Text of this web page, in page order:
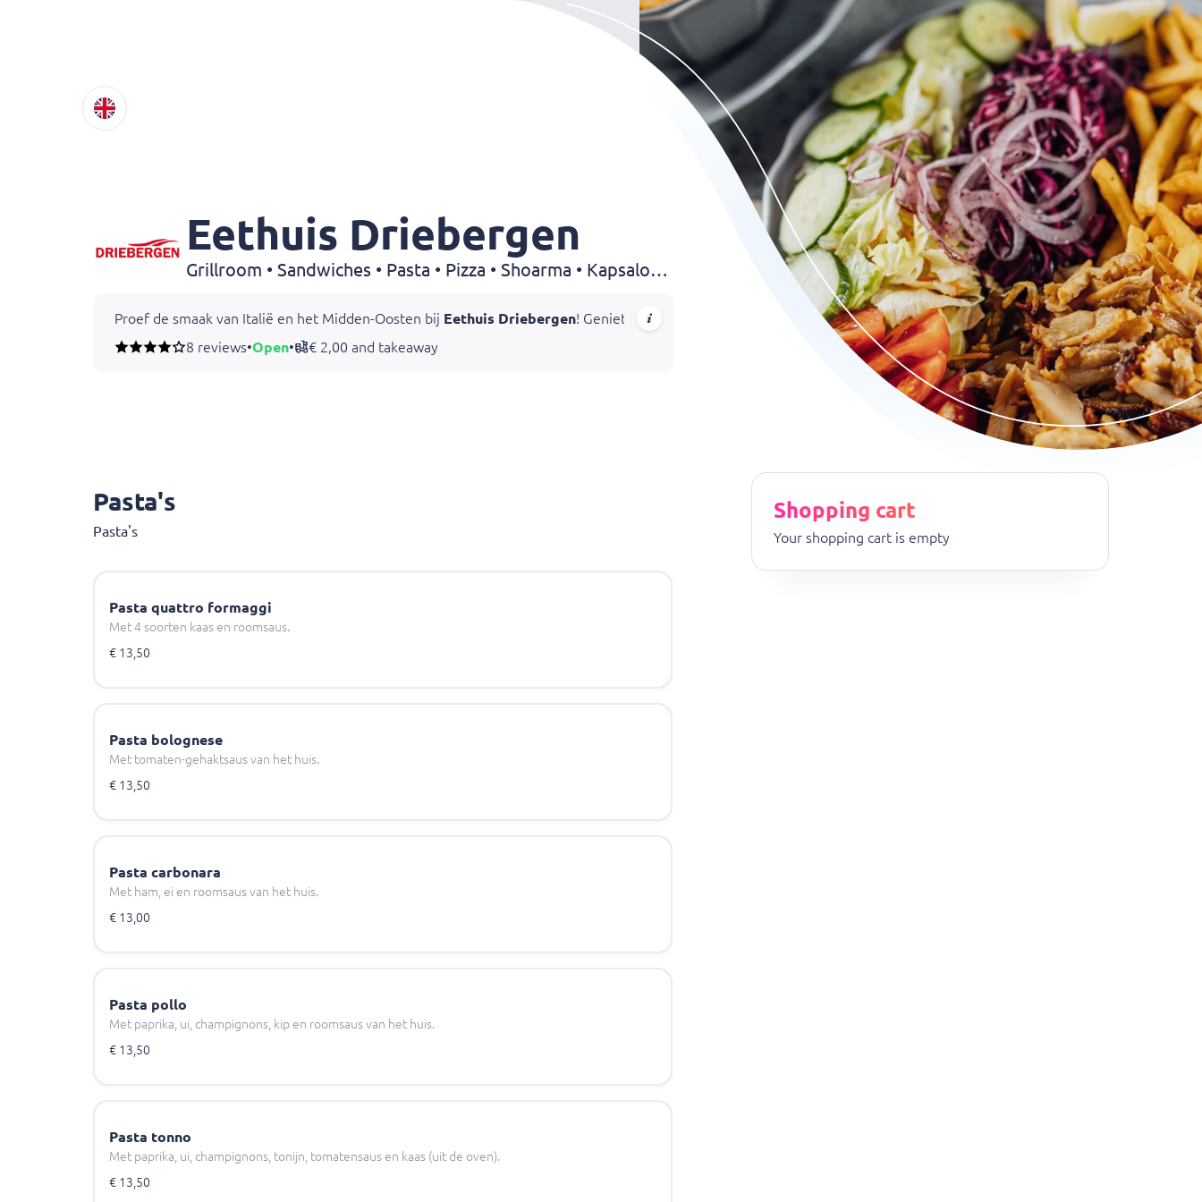
Eethuis Driebergen
Grillroom • Sandwiches • Pasta • Pizza • Shoarma • Kapsalon • Döner • Fries • Kebab • Drinks
Proef de smaak van Italië en het Midden-Oosten bij Eethuis Driebergen! Geniet van romige pasta’s, versgebakken Turkse pizza’s, hartige broodjes en rijkgevulde
8 reviews•Open• € 2,00 and takeaway
Pasta's
Pasta's
Pasta quattro formaggi
Met 4 soorten kaas en roomsaus.
€ 13,50
Pasta bolognese
Met tomaten-gehaktsaus van het huis.
€ 13,50
Pasta carbonara
Met ham, ei en roomsaus van het huis.
€ 13,00
Pasta pollo
Met paprika, ui, champignons, kip en roomsaus van het huis.
€ 13,50
Pasta tonno
Met paprika, ui, champignons, tonijn, tomatensaus en kaas (uit de oven).
€ 13,50
Shopping cart
Your shopping cart is empty